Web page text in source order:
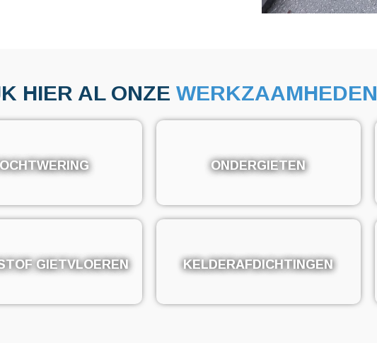
HIER AL ONZE WERKZAAMHEDEN
ONDERGIETEN
ONDERGIETEN
GIETVLOEREN
GIETVLOEREN KELDERAFDICHTINGEN
KELDERAFDICHTINGEN